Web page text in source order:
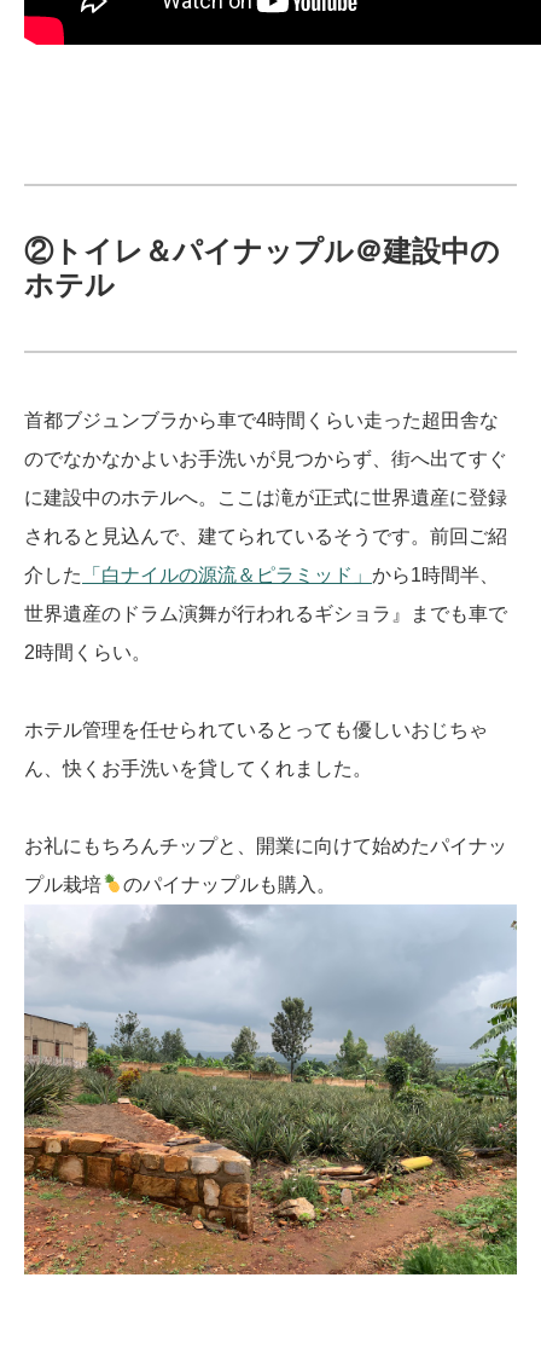
②トイレ＆パイナップル＠建設中の
ホテル
首都ブジュンブラから車で4時間くらい走った超田舎な
のでなかなかよいお手洗いが見つからず、街へ出てすぐ
に建設中のホテルへ。
ここは滝が正式に世界遺産に登録
されると見込んで、建てられているそうです。前回ご紹
介した
「白ナイルの源流＆ピラミッド」 から1時間半、
世界遺産のドラム演舞が行われるギショラ』までも車で
2時間くらい。
ホテル管理を任せられているとっても優しいおじちゃ
ん、快くお手洗いを貸してくれました。
お礼にもちろんチップと、開業に向けて始めたパイナッ
プル栽培
のパイナップルも購入。